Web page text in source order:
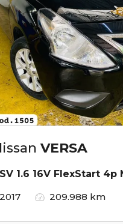
VERSA
1.6 16V FlexStart 4p
209.988 km